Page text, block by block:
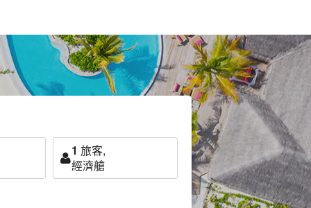
1 旅客,
經濟艙